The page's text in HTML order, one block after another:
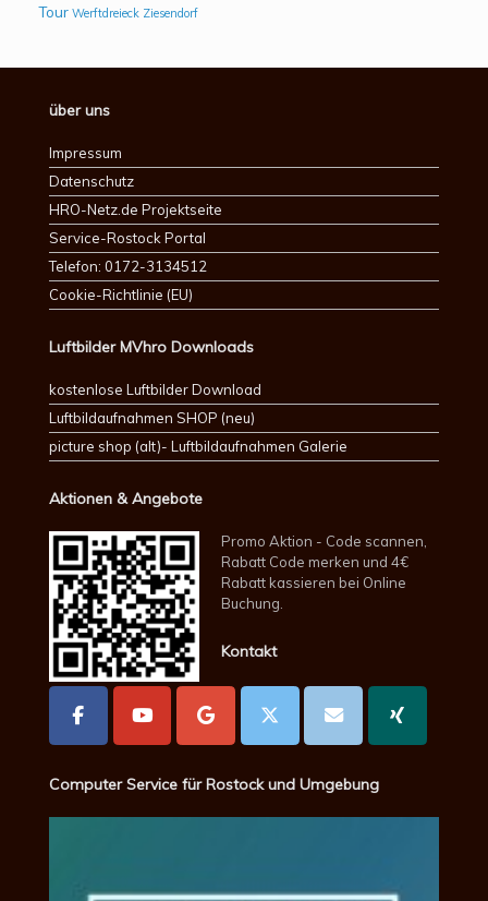
Tour Werftdreieck Ziesendorf
über uns
Impressum
Datenschutz
HRO-Netz.de Projektseite
Service-Rostock Portal
Telefon: 0172-3134512
Cookie-Richtlinie (EU)
Luftbilder MVhro Downloads
kostenlose Luftbilder Download
Luftbildaufnahmen SHOP (neu)
picture shop (alt)- Luftbildaufnahmen Galerie
Aktionen & Angebote
Promo Aktion - Code scannen,
Rabatt Code merken und 4€
Rabatt kassieren bei Online
Buchung.
Kontakt
Computer Service für Rostock und Umgebung